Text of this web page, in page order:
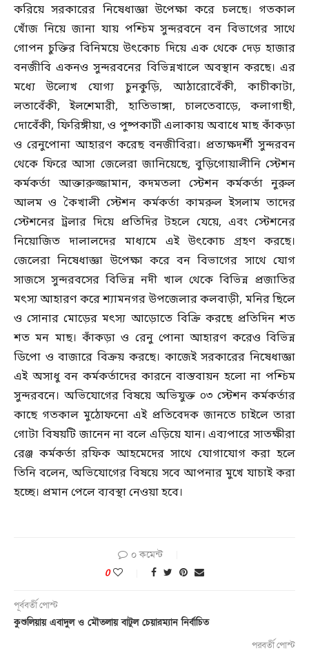
করিয়ে সরকারের নিষেধাজ্ঞা উপেক্ষা করে চলছে। গতকাল
খোঁজ নিয়ে জানা যায় পশ্চিম সুন্দরবনে বন বিভাগের সাথে
গোপন চুক্তির বিনিময়ে উৎকোচ দিয়ে এক থেকে দেড় হাজার
বনজীবি একনও সুন্দরবনের বিভিন্নখালে অবস্থান করছে। এর
মধ্যে উল্যেখ যোগ্য চুনকুড়ি, আঠারোবেঁকী, কাচীকাটা,
লতাবেঁকী, ইলশেমারী, হাতিভাঙ্গা, চালতেবাড়ে, কলাগাছী,
দোবেঁকী, ফিরিঙ্গীয়া, ও পুষ্পকাটী এলাকায় অবাধে মাছ কাঁকড়া
ও রেনুপোনা আহারণ করেছ বনজীবিরা। প্রত্যক্ষদর্শী সুন্দরবন
থেকে ফিরে আসা জেলেরা জানিয়েছে, বুড়িগোয়ালীনি স্টেশন
কর্মকর্তা আক্তারুজ্জামান, কদমতলা স্টেশন কর্মকর্তা নুরুল
আলম ও কৈখালী স্টেশন কর্মকর্তা কামরুল ইসলাম তাদের
স্টেশনের ট্রলার দিয়ে প্রতিদির টহলে যেয়ে, এবং স্টেশনের
নিয়োজিত দালালদের মাধ্যমে এই উৎকোচ গ্রহণ করছে।
জেলেরা নিষেধাজ্ঞা উপেক্ষা করে বন বিভাগের সাথে যোগ
সাজসে সুন্দরবসের বিভিন্ন নদী খাল থেকে বিভিন্ন প্রজাতির
মৎস্য আহারণ করে শ্যামনগর উপজেলার কলবাড়ী, মনির ছিলে
ও সোনার মোড়ের মৎস্য আড়োতে বিক্রি করছে প্রতিদিন শত
শত মন মাছ। কাঁকড়া ও রেনু পোনা আহারণ করেও বিভিন্ন
ডিপো ও বাজারে বিক্রয় করছে। কাজেই সরকারের নিষেধাজ্ঞা
এই অসাধু বন কর্মকর্তাদের কারনে বাস্তবায়ন হলো না পশ্চিম
সুন্দরবনে। অভিযোগের বিষয়ে অভিযুক্ত ০৩ স্টেশন কর্মকর্তার
কাছে গতকাল মুঠোফনো এই প্রতিবেদক জানতে চাইলে তারা
গোটা বিষয়টি জানেন না বলে এড়িয়ে যান। এব্যপারে সাতক্ষীরা
রেঞ্জ কর্মকর্তা রফিক আহমেদের সাথে যোগাযোগ করা হলে
তিনি বলেন, অভিযোগের বিষয়ে সবে আপনার মুখে যাচাই করা
হচ্ছে। প্রমান পেলে ব্যবস্থা নেওয়া হবে।
০ কমেন্ট
0
পূর্ববর্তী পোস্ট
কুশুলিয়ায় এবাদুল ও মৌতলায় বাটুল চেয়ারম্যান নির্বাচিত
পরবর্তী পোস্ট